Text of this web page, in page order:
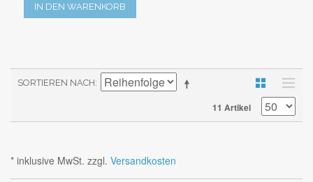
IN DEN WARENKORB
SORTIEREN NACH
11 Artikel
* inklusive MwSt. zzgl. Versandkosten